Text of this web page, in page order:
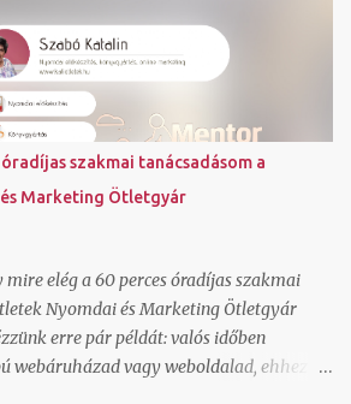
a közreműködésemmel valósult meg.
oldalamon láthatsz. Fordulj hozzám
van. Foglalj hozzám egy ingyenes rövid
IDE kattintva . Szabó Katalin ( Katiötletek
szakmai tanácsadásom a
Marketing Ötletgyár
mire elég a 60 perces óradíjas szakmai
Nyomdai és Marketing Ötletgyár
erre pár példát: valós időben
webáruházad vagy weboldalad, ehhez jó